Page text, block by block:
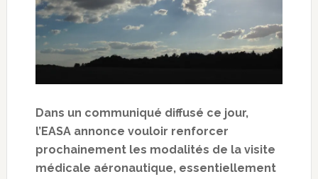
Dans un communiqué diffusé ce jour,
l’EASA annonce vouloir renforcer
prochainement les modalités de la visite
médicale aéronautique, essentiellement